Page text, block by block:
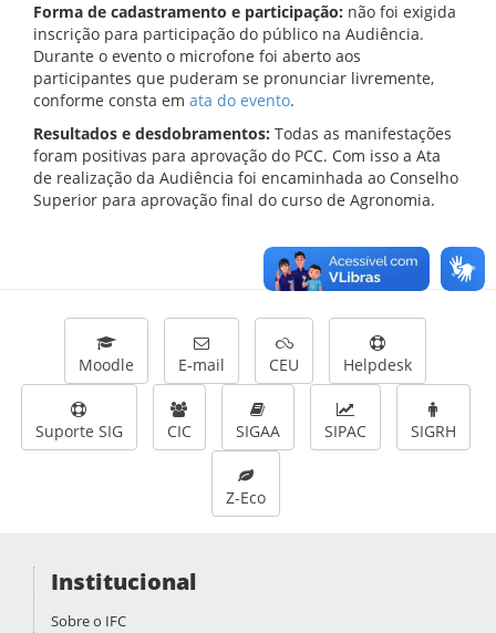
Forma de cadastramento e participação: não foi exigida
inscrição para participação do público na Audiência.
Durante o evento o microfone foi aberto aos
participantes que puderam se pronunciar livremente,
conforme consta em ata do evento.
Resultados e desdobramentos: Todas as manifestações
foram positivas para aprovação do PCC. Com isso a Ata
de realização da Audiência foi encaminhada ao Conselho
Superior para aprovação final do curso de Agronomia.
Moodle E-mail CEU Helpdesk
Suporte SIG CIC SIGAA SIPAC SIGRH
Z-Eco
Institucional
Sobre o IFC